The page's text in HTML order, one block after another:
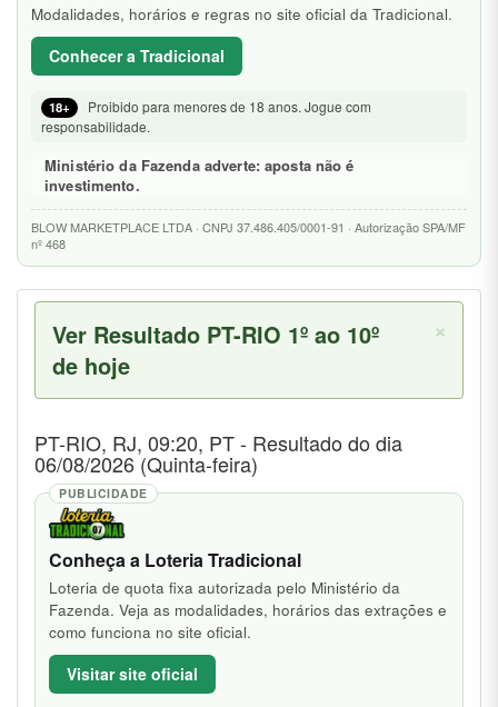
Modalidades, horários e regras no site oficial da Tradicional.
Conhecer a Tradicional
18+
Proibido para menores de 18 anos. Jogue com
responsabilidade.
Ministério da Fazenda adverte: aposta não é
investimento.
BLOW MARKETPLACE LTDA · CNPJ 37.486.405/0001-91 · Autorização SPA/MF
nº 468
×
Ver Resultado PT-RIO 1º ao 10º
de hoje
PT-RIO, RJ, 09:20, PT - Resultado do dia
06/08/2026 (Quinta-feira)
PUBLICIDADE
Conheça a Loteria Tradicional
Loteria de quota fixa autorizada pelo Ministério da
Fazenda. Veja as modalidades, horários das extrações e
como funciona no site oficial.
Visitar site oficial